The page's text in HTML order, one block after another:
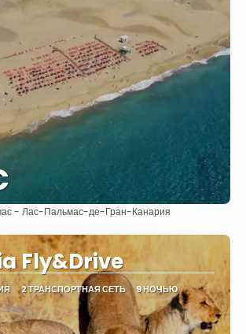
Видеть
- Лас-Пальмас-де-Гран-Канария
Fly&Drive
2 ТРАНСПОРТНАЯ СЕТЬ 9 НОЧЬЮ